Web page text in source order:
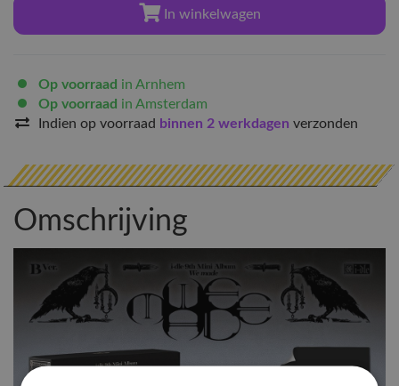
In winkelwagen
Op voorraad in Arnhem
Op voorraad in Amsterdam
Indien op voorraad binnen 2 werkdagen verzonden
Omschrijving